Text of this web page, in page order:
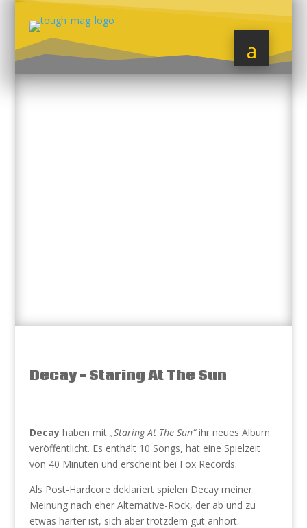
Decay – Staring At The Sun
Decayhaben mit „Staring At The Sun“ihr neues Album
veröffentlicht. Es enthält 10 Songs, hat eine Spielzeit
von 40 Minuten und erscheint bei Fox Records.
Als Post-Hardcore deklariert spielen Decay meiner
Meinung nach eher Alternative-Rock, der ab und zu
etwas härter ist, sich aber trotzdem gut anhört.